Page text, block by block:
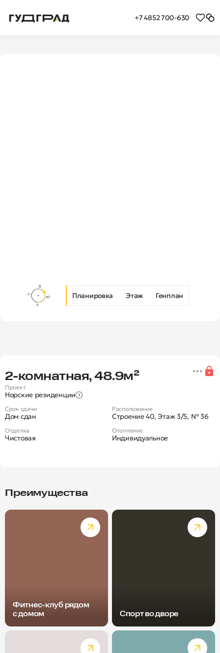
+7 4852 700-630
Планировка Этаж Генплан
Новая 2-комнатная квартира
2‑комнатная, 48.9м²
Проект
Норские резиденции
Срок сдачи
Дом сдан
Расположение
Строение 40, Этаж 3/5, № 36
Отделка
Чистовая
Отопление
Индивидуальное
Преимущества
Фитнес-клуб рядом
с домом
Спорт во дворе